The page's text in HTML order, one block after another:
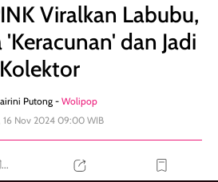
Viralkan Labubu,
dan Jadi
Kolektor
Putong - Wolipop
16 Nov 2024 09:00 WIB
...